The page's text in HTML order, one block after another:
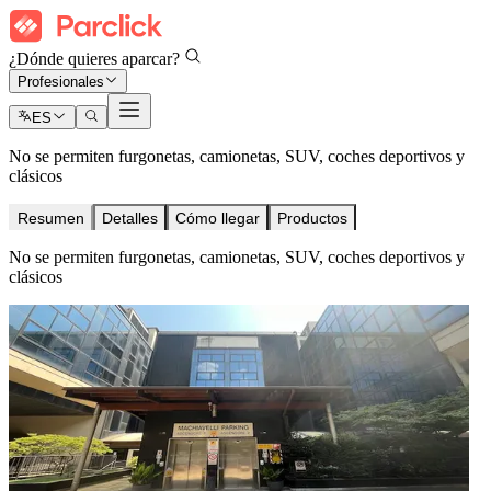
¿Dónde quieres aparcar?
Profesionales
ES
No se permiten furgonetas, camionetas, SUV, coches deportivos y
clásicos
Resumen Detalles Cómo llegar Productos
No se permiten furgonetas, camionetas, SUV, coches deportivos y
clásicos